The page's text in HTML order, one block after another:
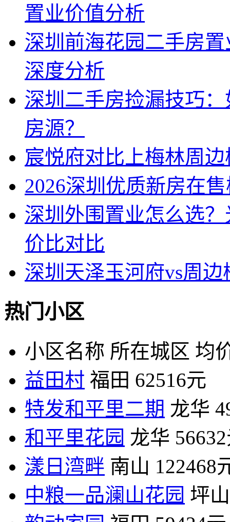
置业价值分析
深圳前海花园二手房
深度分析
深圳二手房捡漏技巧
房源？
宸悦府对比上梅林周
2026深圳优质新房在
深圳外围置业怎么选
价比对比
深圳天泽玉河府vs周
热门小区
小区名称 所在城区 均
益田村 福田 62516元
特发和平里二期 龙华
和平里花园 龙华
漾日湾畔 南山 122468
中粮一品澜山花园 坪山